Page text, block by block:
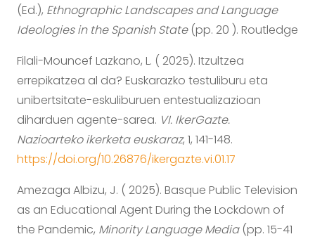
(Ed.), Ethnographic Landscapes and Language
Ideologies in the Spanish State(pp. 20 ). Routledge
Filali-Mouncef Lazkano, L. ( 2025). Itzultzea
errepikatzea al da? Euskarazko testuliburu eta
unibertsitate-eskuliburuen entestualizazioan
diharduen agente-sarea. VI. IkerGazte.
Nazioarteko ikerketa euskaraz, 1, 141-148.
https://doi.org/10.26876/ikergazte.vi.01.17
Amezaga Albizu, J. ( 2025). Basque Public Television
as an Educational Agent During the Lockdown of
the Pandemic, Minority Language Media(pp. 15-41